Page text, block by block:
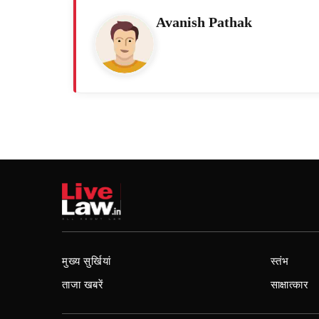
Avanish Pathak
मुख्य सुर्खियां
ताजा खबरें
स्तंभ
साक्षात्कार